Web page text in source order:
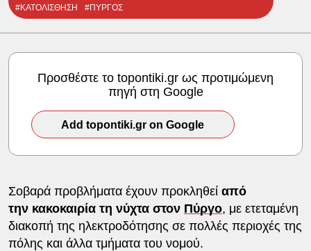
#ΚΑΤΟΛΙΣΘΗΣΗ
#ΠΥΡΓΟΣ
Προσθέστε το topontiki.gr ως προτιμώμενη
πηγή στη Google
Add topontiki.gr on Google
Σοβαρά προβλήματα έχουν προκληθεί από
την κακοκαιρία τη νύχτα στον Πύργο, με ετεταμένη
διακοπή της ηλεκτροδότησης σε πολλές περιοχές της
πόλης και άλλα τμήματα του νομού.